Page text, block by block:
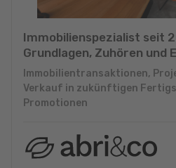
Immobilienspezialist seit
Grundlagen, Zuhören und
Immobilientransaktionen,
Verkauf in zukünftigen
Promotionen